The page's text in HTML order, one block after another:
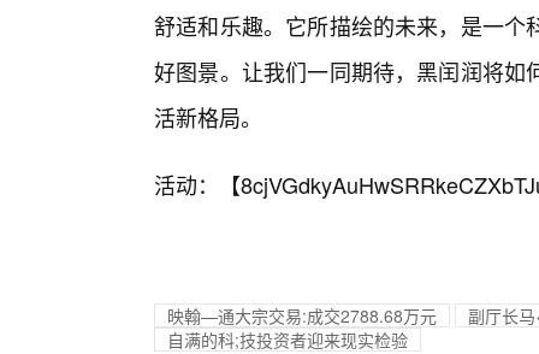
舒适和乐趣。它所描绘的未来，是一
好图景。让我们一同期待，黑闰润将
活新格局。
活动：【
映翰—通大宗交易:成交2788.68万元
副厅长
自满的科;技投资者迎来现实检验